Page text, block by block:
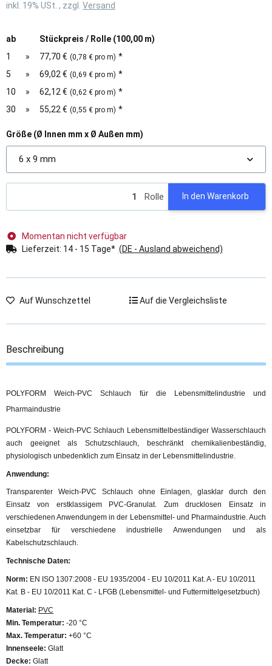
inkl. 19% USt. , zzgl. Versand
ab
Stückpreis / Rolle (100,00 m)
1
» 77,70 € (0,78 € pro m) *
5
» 69,02 € (0,69 € pro m) *
10
» 62,12 € (0,62 € pro m) *
30
» 55,22 € (0,55 € pro m) *
Größe (Ø Innen mm x Ø Außen mm)
6 x 9 mm
Rolle In den Warenkorb
Momentan nicht verfügbar
Lieferzeit: 14 - 15 Tage* (DE - Ausland abweichend)
Auf Wunschzettel Auf die Vergleichsliste
Beschreibung
POLYFORM Weich-PVC Schlauch für die Lebensmittelindustrie und
Pharmaindustrie
POLYFORM - Weich-PVC Schlauch Lebensmittelbeständiger Wasserschlauch
auch geeignet als Schutzschlauch, beschränkt chemikalienbeständig,
physiologisch unbedenklich zum Einsatz in der Lebensmittelindustrie.
Anwendung:
Transparenter Weich-PVC Schlauch ohne Einlagen, glasklar durch den
Einsatz von erstklassigem PVC-Granulat. Zum drucklosen Einsatz in
verschiedenen Anwendungem in der Lebensmittel- und Pharmaindustrie. Auch
einsetzbar für verschiedene industrielle Anwendungen und als
Kabelschutzschlauch.
Technische Daten:
Norm: EN ISO 1307:2008 - EU 1935/2004 - EU 10/2011 Kat. A - EU 10/2011
Kat. B - EU 10/2011 Kat. C - LFGB (Lebensmittel- und Futtermittelgesetzbuch)
Material: PVC
Min. Temperatur: -20 °C
Max. Temperatur: +60 °C
Innenseele: Glatt
Decke: Glatt